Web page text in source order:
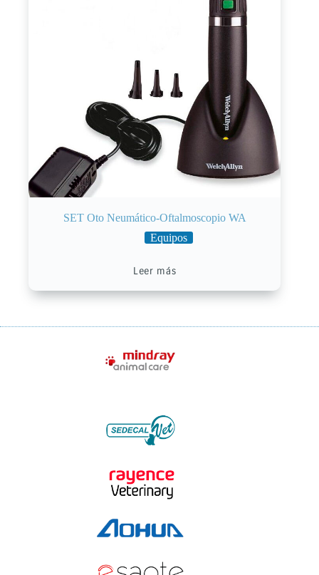
SET Oto Neumático-Oftalmoscopio WA
Equipos
Leer más